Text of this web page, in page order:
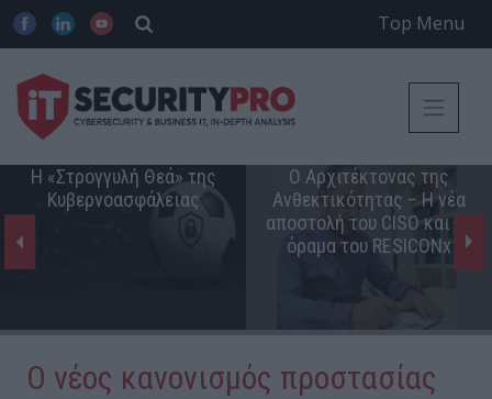
Top Menu
Η «Στρογγυλή Θεά» της
Κυβερνοασφάλειας
Ο Αρχιτέκτονας της
Ανθεκτικότητας – Η νέα
αποστολή του CISO και το
όραμα του RESICONx
Ο νέος κανονισμός προστασίας